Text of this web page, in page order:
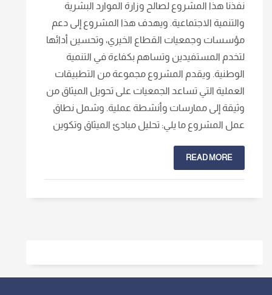
نفذنا هذا المشروع لصالح وزارة الموارد البشرية
والتنمية الاجتماعية. ويهدف هذا المشروع إلى دعم
مؤسسات وجمعيات القطاع الخيري، وتحسين أدائها
لتخدم المستفيدين وتساهم بكفاءة في التنمية
الوطنية. ويقدم المشروع مجموعة من التطبيقات
العملية التي تساعد الجمعيات على تحويل الميثاق من
وثيقة إلى ممارسات وأنشطة عملية. وشمل نطاق
عمل المشروع ما يلي: تحليل مبادئ الميثاق وتكوين
READ MORE